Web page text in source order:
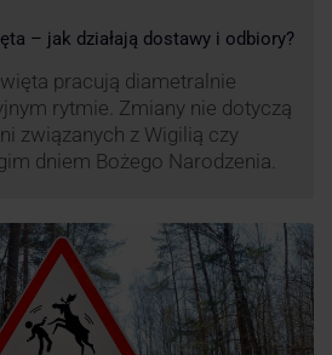
– jak działają dostawy i odbiory?
pracują diametralnie
rytmie. Zmiany nie dotyczą
związanych z Wigilią czy
dniem Bożego Narodzenia.